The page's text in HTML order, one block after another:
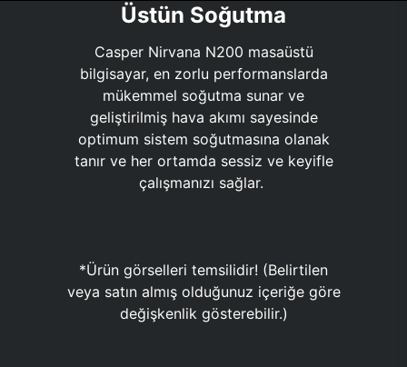
Üstün Soğutma
Casper Nirvana N200 masaüstü
bilgisayar, en zorlu performanslarda
mükemmel soğutma sunar ve
geliştirilmiş hava akımı sayesinde
optimum sistem soğutmasına olanak
tanır ve her ortamda sessiz ve keyifle
çalışmanızı sağlar.
*Ürün görselleri temsilidir! (Belirtilen
veya satın almış olduğunuz içeriğe göre
değişkenlik gösterebilir.)